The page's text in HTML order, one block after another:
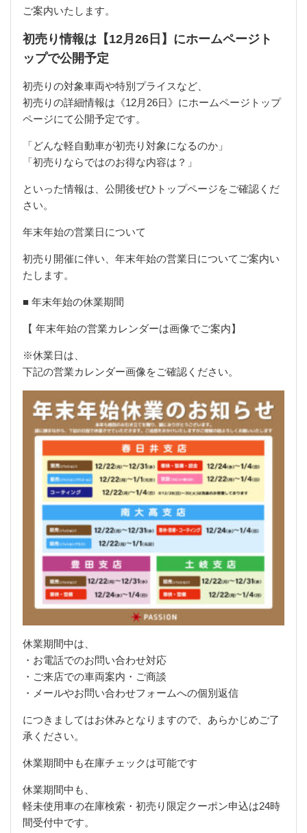
ご案内いたします。
初売り情報は【12月26日】にホームページト
ップで公開予定
初売りの対象車両や特別プライスなど、
初売りの詳細情報は《12月26日》にホームページトップ
ページにて公開予定です。
「どんな軽自動車が初売り対象になるのか」
「初売りならではのお得な内容は？」
といった情報は、公開後ぜひトップページをご確認くだ
さい。
年末年始の営業日について
初売り開催に伴い、年末年始の営業日についてご案内い
たします。
■ 年末年始の休業期間
【 年末年始の営業カレンダーは画像でご案内】
※休業日は、
下記の営業カレンダー画像をご確認ください。
休業期間中は、
・お電話でのお問い合わせ対応
・ご来店での車両案内・ご商談
・メールやお問い合わせフォームへの個別返信
につきましてはお休みとなりますので、あらかじめご了
承ください。
休業期間中も在庫チェックは可能です
休業期間中も、
軽未使用車の在庫検索・初売り限定クーポン申込は24時
間受付中です。